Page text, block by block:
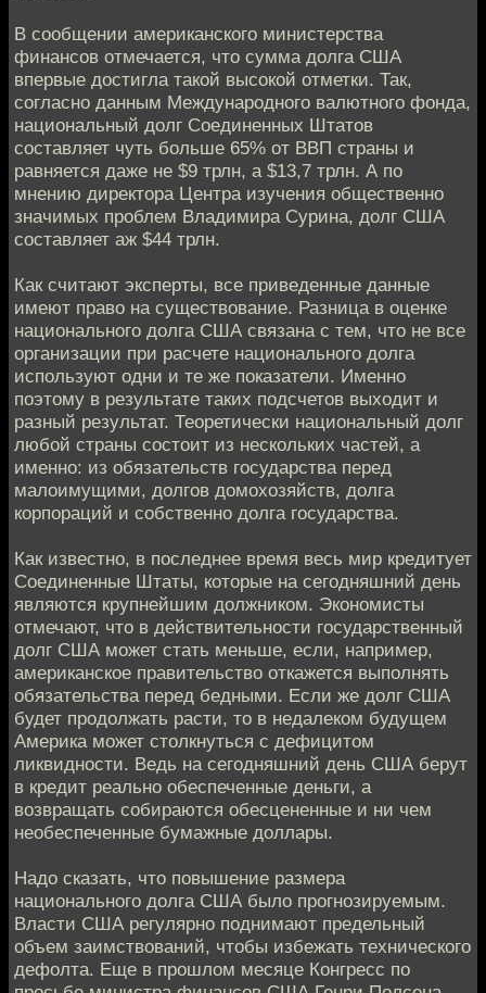
В сообщении американского министерства
финансов отмечается, что сумма долга США
впервые достигла такой высокой отметки. Так,
согласно данным Международного валютного фонда,
национальный долг Соединенных Штатов
составляет чуть больше 65% от ВВП страны и
равняется даже не $9 трлн, а $13,7 трлн. А по
мнению директора Центра изучения общественно
значимых проблем Владимира Сурина, долг США
составляет аж $44 трлн.
Как считают эксперты, все приведенные данные
имеют право на существование. Разница в оценке
национального долга США связана с тем, что не все
организации при расчете национального долга
используют одни и те же показатели. Именно
поэтому в результате таких подсчетов выходит и
разный результат. Теоретически национальный долг
любой страны состоит из нескольких частей, а
именно: из обязательств государства перед
малоимущими, долгов домохозяйств, долга
корпораций и собственно долга государства.
Как известно, в последнее время весь мир кредитует
Соединенные Штаты, которые на сегодняшний день
являются крупнейшим должником. Экономисты
отмечают, что в действительности государственный
долг США может стать меньше, если, например,
американское правительство откажется выполнять
обязательства перед бедными. Если же долг США
будет продолжать расти, то в недалеком будущем
Америка может столкнуться с дефицитом
ликвидности. Ведь на сегодняшний день США берут
в кредит реально обеспеченные деньги, а
возвращать собираются обесцененные и ни чем
необеспеченные бумажные доллары.
Надо сказать, что повышение размера
национального долга США было прогнозируемым.
Власти США регулярно поднимают предельный
объем заимствований, чтобы избежать технического
дефолта. Еще в прошлом месяце Конгресс по